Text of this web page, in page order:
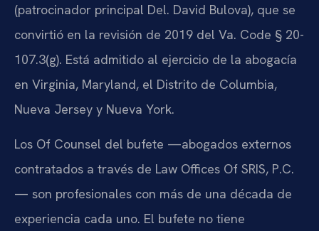
(patrocinador principal Del. David Bulova), que se
convirtió en la revisión de 2019 del Va. Code § 20-
107.3(g). Está admitido al ejercicio de la abogacía
en Virginia, Maryland, el Distrito de Columbia,
Nueva Jersey y Nueva York.
Los Of Counsel del bufete —abogados externos
contratados a través de Law Offices Of SRIS, P.C.
— son profesionales con más de una década de
experiencia cada uno. El bufete no tiene